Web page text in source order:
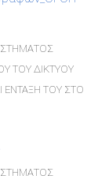
ΤΟΥ ΔΙΚΤΥΟΥ
ΕΝΤΑΞΗ ΤΟΥ ΣΤΟ